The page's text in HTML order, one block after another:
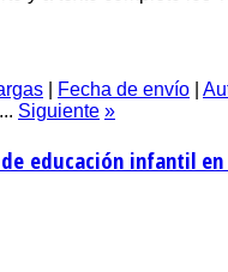
Fecha de envío
... Siguiente »
educación infantil